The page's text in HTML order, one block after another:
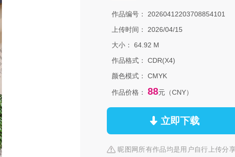
作品编号：
20260412203708854101
上传时间：
2026/04/15
大小：
64.92 M
作品格式：
CDR(X4)
颜色模式：
CMYK
作品价格： 88元（CNY）
立即下载
昵图网所有作品均是用户自行上传分